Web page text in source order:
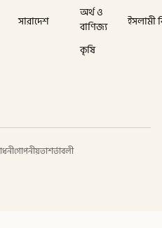
সারাদেশ
অর্থ ও
বাণিজ্য
কৃষি
ইসলামী
গোপনীয়তাশর্তাবলী